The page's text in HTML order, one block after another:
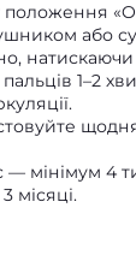
або
натискаючи
1–2
мінімум 4
місяці.